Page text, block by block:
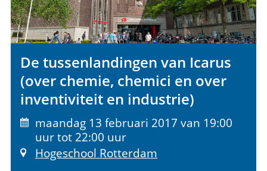
inhoud
Spring
naar
menu
De tussenlandingen van Icarus
(over chemie, chemici en over
inventiviteit en industrie)
maandag 13 februari 2017 van 19:00
uur tot 22:00 uur
Hogeschool Rotterdam